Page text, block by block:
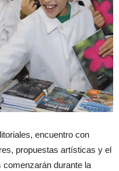
encuentro con
propuestas artísticas y el
durante la